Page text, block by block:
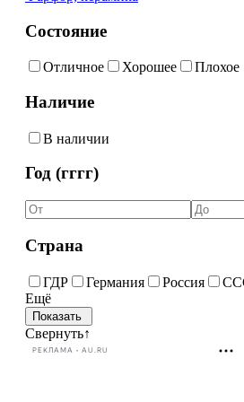
Состояние
Отличное Хорошее Плохое
Наличие
В наличии
Год (гггг)
Страна
ГДР Германия Россия
Ещё
Свернуть↑
РЕКЛАМА • AU.RU